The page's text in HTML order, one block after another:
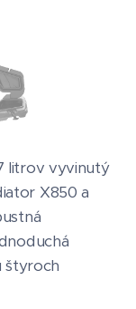
litrov vyvinutý
X850 a
štyroch